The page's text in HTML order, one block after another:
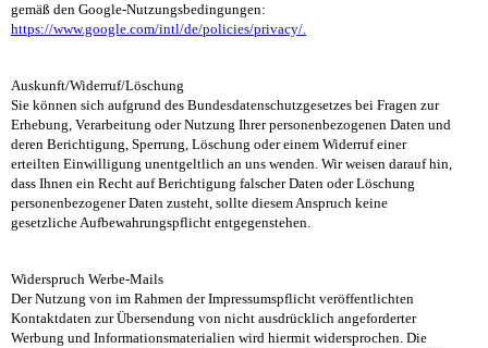
gemäß den Google-Nutzungsbedingungen:
https://www.google.com/intl/de/policies/privacy/.
Auskunft/Widerruf/Löschung
Sie können sich aufgrund des Bundesdatenschutzgesetzes bei Fragen zur
Erhebung, Verarbeitung oder Nutzung Ihrer personenbezogenen Daten und
deren Berichtigung, Sperrung, Löschung oder einem Widerruf einer
erteilten Einwilligung unentgeltlich an uns wenden. Wir weisen darauf hin,
dass Ihnen ein Recht auf Berichtigung falscher Daten oder Löschung
personenbezogener Daten zusteht, sollte diesem Anspruch keine
gesetzliche Aufbewahrungspflicht entgegenstehen.
Widerspruch Werbe-Mails
Der Nutzung von im Rahmen der Impressumspflicht veröffentlichten
Kontaktdaten zur Übersendung von nicht ausdrücklich angeforderter
Werbung und Informationsmaterialien wird hiermit widersprochen. Die